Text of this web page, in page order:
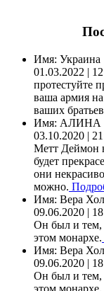
Имя: Украина
01.03.2022 |
протестуйте
ваша армия
ваших
Имя: АЛИНА
03.10.2020 |
Метт Деймон
будет
они
можно.
Имя: Вера
09.06.2020 |
Он был и тем,
этом монархе.
Имя: Вера
09.06.2020 |
Он был и тем,
этом монархе.